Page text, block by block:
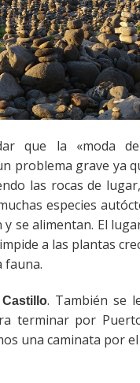
que la «moda
problema grave ya
las rocas de
especies
y se alimentan. El
a las plantas
fauna.
. También se
terminar por
una caminata por el